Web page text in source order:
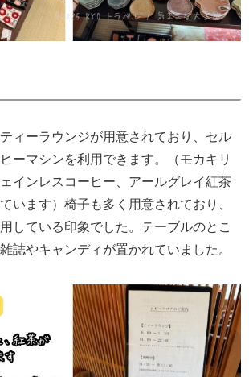
ィーラウンジが用意されており、セル
ーマシンを利用できます。（モカキリ
インレスコーヒー、アールグレイ紅茶
います）椅子も多く用意されており、
している印象でした。テーブルのとこ
誌やキャンディが置かれていました。